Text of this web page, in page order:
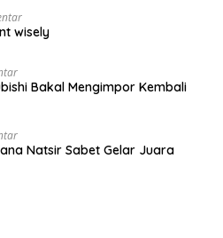
wisely
Bakal Mengimpor Kembali
Natsir Sabet Gelar Juara